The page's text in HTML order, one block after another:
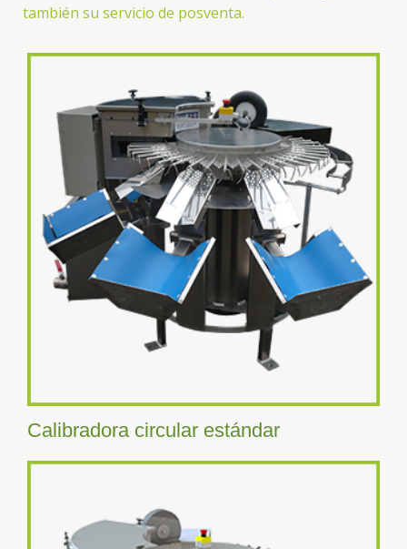
también su servicio de posventa.
Calibradora circular estándar